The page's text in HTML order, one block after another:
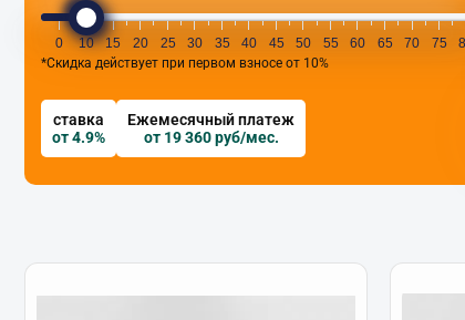
0 10 15 20 25 30 35 40 45 50 55 60 65 70 75
*Скидка действует при первом взносе от 10%
ставка
от 4.9%
Ежемесячный платеж
от 19 360 руб/мес.